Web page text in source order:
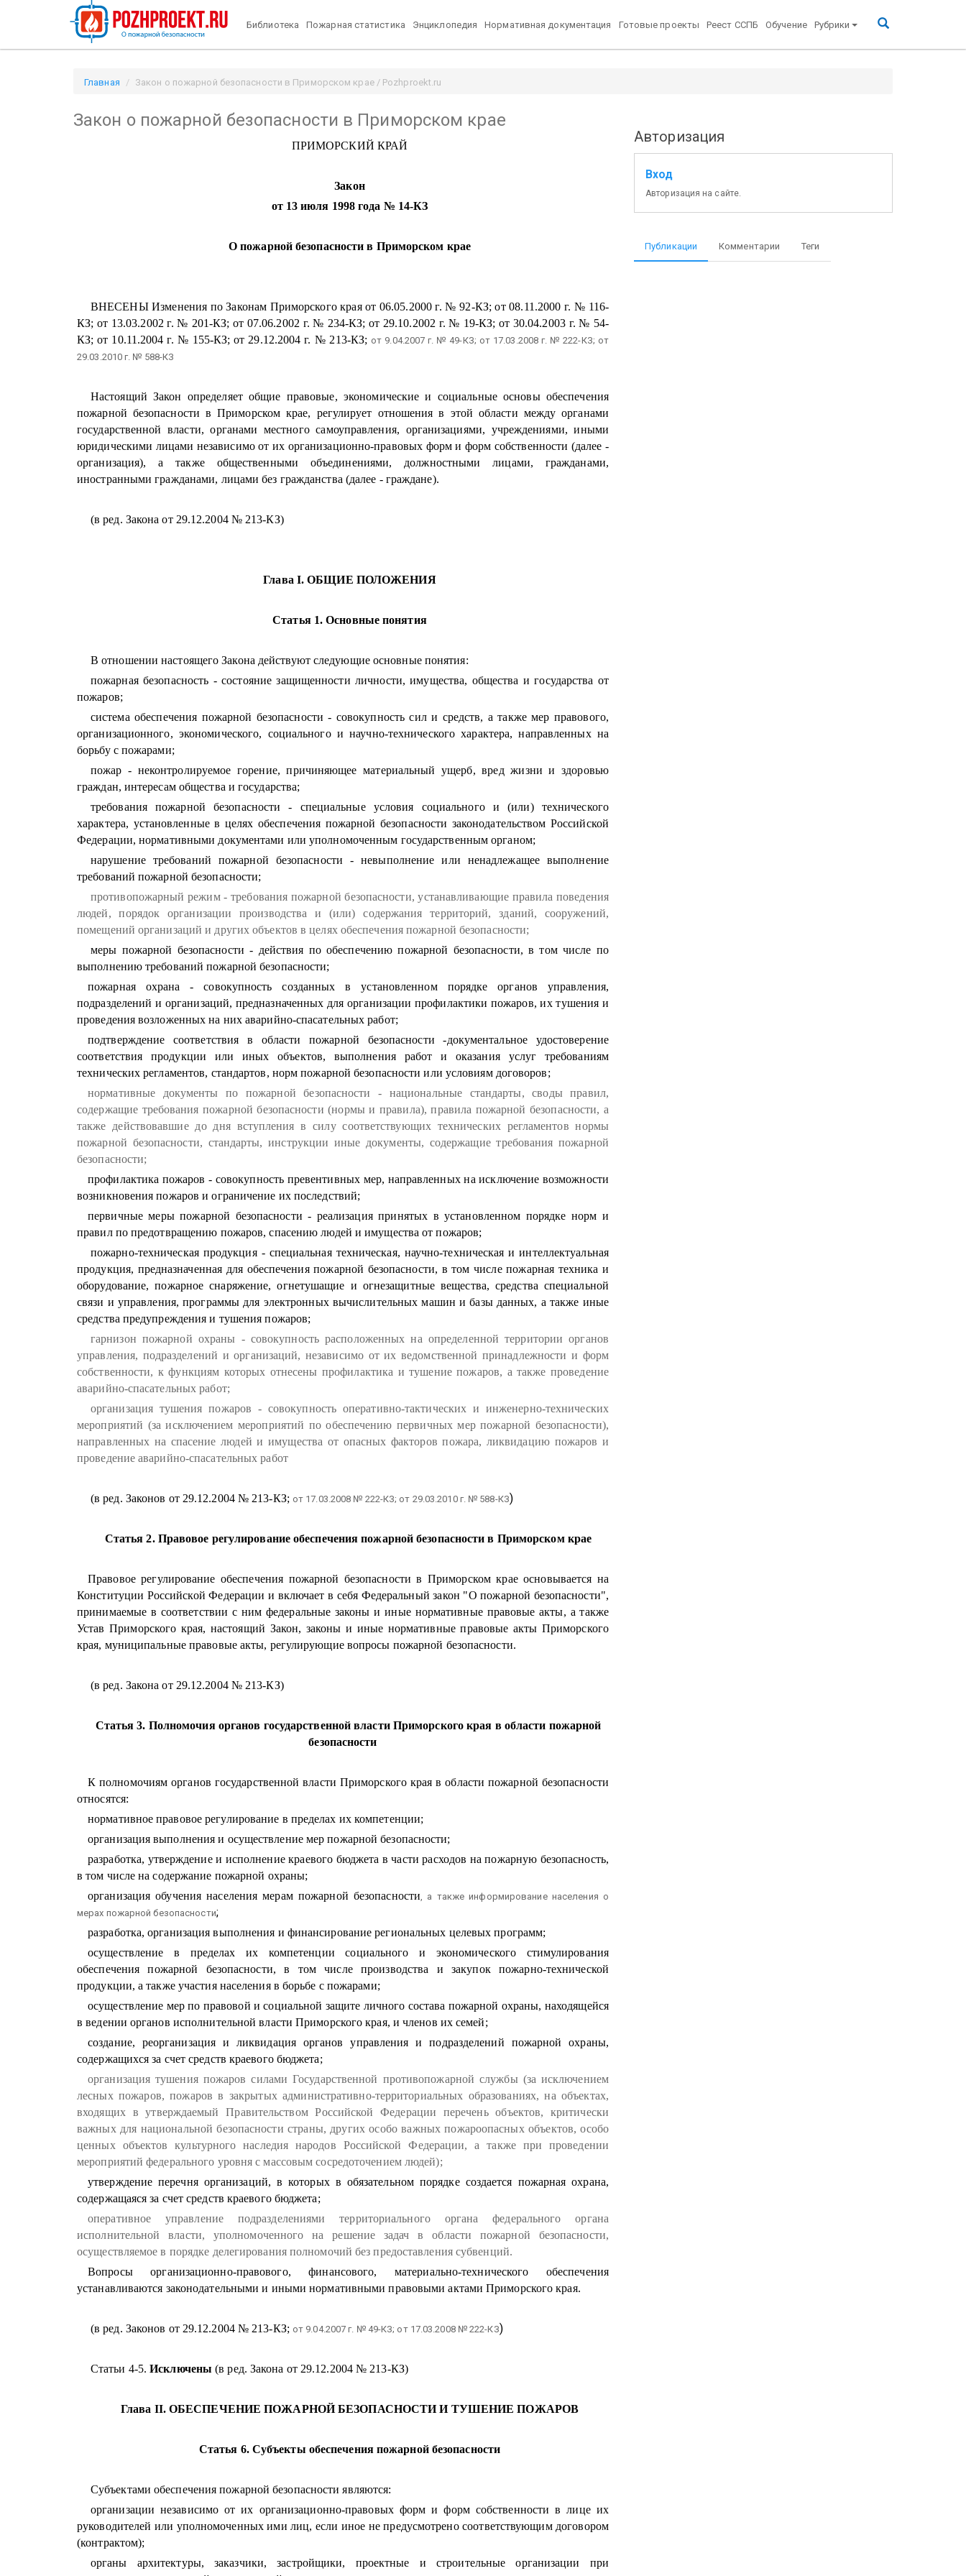
Библиотека Пожарная статистика Энциклопедия Нормативная документация Готовые проекты Реест ССПБ Обучение Рубрики
Главная Закон о пожарной безопасности в Приморском крае / Pozhproekt.ru
Закон о пожарной безопасности в Приморском крае
ПРИМОРСКИЙ КРАЙ
Закон
от 13 июля 1998 года № 14-КЗ
О пожарной безопасности в Приморском крае
ВНЕСЕНЫ Изменения по Законам Приморского края от 06.05.2000 г. № 92-КЗ; от 08.11.2000 г. № 116-
КЗ; от 13.03.2002 г. № 201-КЗ; от 07.06.2002 г. № 234-КЗ; от 29.10.2002 г. № 19-КЗ; от 30.04.2003 г. № 54-
КЗ; от 10.11.2004 г. № 155-КЗ; от 29.12.2004 г. № 213-КЗ; от 9.04.2007 г. № 49-КЗ; от 17.03.2008 г. № 222-КЗ; от
29.03.2010 г. № 588-КЗ
Настоящий Закон определяет общие правовые, экономические и социальные основы обеспечения
пожарной безопасности в Приморском крае, регулирует отношения в этой области между органами
государственной власти, органами местного самоуправления, организациями, учреждениями, иными
юридическими лицами независимо от их организационно-правовых форм и форм собственности (далее -
организация), а также общественными объединениями, должностными лицами, гражданами,
иностранными гражданами, лицами без гражданства (далее - граждане).
(в ред. Закона от 29.12.2004 № 213-КЗ)
Глава I. ОБЩИЕ ПОЛОЖЕНИЯ
Статья 1. Основные понятия
В отношении настоящего Закона действуют следующие основные понятия:
пожарная безопасность - состояние защищенности личности, имущества, общества и государства от
пожаров;
система обеспечения пожарной безопасности - совокупность сил и средств, а также мер правового,
организационного, экономического, социального и научно-технического характера, направленных на
борьбу с пожарами;
пожар - неконтролируемое горение, причиняющее материальный ущерб, вред жизни и здоровью
граждан, интересам общества и государства;
требования пожарной безопасности - специальные условия социального и (или) технического
характера, установленные в целях обеспечения пожарной безопасности законодательством Российской
Федерации, нормативными документами или уполномоченным государственным органом;
нарушение требований пожарной безопасности - невыполнение или ненадлежащее выполнение
требований пожарной безопасности;
противопожарный режим - требования пожарной безопасности, устанавливающие правила поведения
людей, порядок организации производства и (или) содержания территорий, зданий, сооружений,
помещений организаций и других объектов в целях обеспечения пожарной безопасности;
меры пожарной безопасности - действия по обеспечению пожарной безопасности, в том числе по
выполнению требований пожарной безопасности;
пожарная охрана - совокупность созданных в установленном порядке органов управления,
подразделений и организаций, предназначенных для организации профилактики пожаров, их тушения и
проведения возложенных на них аварийно-спасательных работ;
подтверждение соответствия в области пожарной безопасности -документальное удостоверение
соответствия продукции или иных объектов, выполнения работ и оказания услуг требованиям
технических регламентов, стандартов, норм пожарной безопасности или условиям договоров;
нормативные документы по пожарной безопасности - национальные стандарты, своды правил,
содержащие требования пожарной безопасности (нормы и правила), правила пожарной безопасности, а
также действовавшие до дня вступления в силу соответствующих технических регламентов нормы
пожарной безопасности, стандарты, инструкции иные документы, содержащие требования пожарной
безопасности;
профилактика пожаров - совокупность превентивных мер, направленных на исключение возможности
возникновения пожаров и ограничение их последствий;
первичные меры пожарной безопасности - реализация принятых в установленном порядке норм и
правил по предотвращению пожаров, спасению людей и имущества от пожаров;
пожарно-техническая продукция - специальная техническая, научно-техническая и интеллектуальная
продукция, предназначенная для обеспечения пожарной безопасности, в том числе пожарная техника и
оборудование, пожарное снаряжение, огнетушащие и огнезащитные вещества, средства специальной
связи и управления, программы для электронных вычислительных машин и базы данных, а также иные
средства предупреждения и тушения пожаров;
гарнизон пожарной охраны - совокупность расположенных на определенной территории органов
управления, подразделений и организаций, независимо от их ведомственной принадлежности и форм
собственности, к функциям которых отнесены профилактика и тушение пожаров, а также проведение
аварийно-спасательных работ;
организация тушения пожаров - совокупность оперативно-тактических и инженерно-технических
мероприятий (за исключением мероприятий по обеспечению первичных мер пожарной безопасности),
направленных на спасение людей и имущества от опасных факторов пожара, ликвидацию пожаров и
проведение аварийно-спасательных работ
(в ред. Законов от 29.12.2004 № 213-КЗ; от 17.03.2008 № 222-КЗ; от 29.03.2010 г. № 588-КЗ)
Статья 2. Правовое регулирование обеспечения пожарной безопасности в Приморском крае
Правовое регулирование обеспечения пожарной безопасности в Приморском крае основывается на
Конституции Российской Федерации и включает в себя Федеральный закон "О пожарной безопасности",
принимаемые в соответствии с ним федеральные законы и иные нормативные правовые акты, а также
Устав Приморского края, настоящий Закон, законы и иные нормативные правовые акты Приморского
края, муниципальные правовые акты, регулирующие вопросы пожарной безопасности.
(в ред. Закона от 29.12.2004 № 213-КЗ)
Статья 3. Полномочия органов государственной власти Приморского края в области пожарной
безопасности
К полномочиям органов государственной власти Приморского края в области пожарной безопасности
относятся:
нормативное правовое регулирование в пределах их компетенции;
организация выполнения и осуществление мер пожарной безопасности;
разработка, утверждение и исполнение краевого бюджета в части расходов на пожарную безопасность,
в том числе на содержание пожарной охраны;
организация обучения населения мерам пожарной безопасности , а также информирование населения о
мерах пожарной безопасности;
разработка, организация выполнения и финансирование региональных целевых программ;
осуществление в пределах их компетенции социального и экономического стимулирования
обеспечения пожарной безопасности, в том числе производства и закупок пожарно-технической
продукции, а также участия населения в борьбе с пожарами;
осуществление мер по правовой и социальной защите личного состава пожарной охраны, находящейся
в ведении органов исполнительной власти Приморского края, и членов их семей;
создание, реорганизация и ликвидация органов управления и подразделений пожарной охраны,
содержащихся за счет средств краевого бюджета;
организация тушения пожаров силами Государственной противопожарной службы (за исключением
лесных пожаров, пожаров в закрытых административно-территориальных образованиях, на объектах,
входящих в утверждаемый Правительством Российской Федерации перечень объектов, критически
важных для национальной безопасности страны, других особо важных пожароопасных объектов, особо
ценных объектов культурного наследия народов Российской Федерации, а также при проведении
мероприятий федерального уровня с массовым сосредоточением людей);
утверждение перечня организаций, в которых в обязательном порядке создается пожарная охрана,
содержащаяся за счет средств краевого бюджета;
оперативное управление подразделениями территориального органа федерального органа
исполнительной власти, уполномоченного на решение задач в области пожарной безопасности,
осуществляемое в порядке делегирования полномочий без предоставления субвенций.
Вопросы организационно-правового, финансового, материально-технического обеспечения
устанавливаются законодательными и иными нормативными правовыми актами Приморского края.
(в ред. Законов от 29.12.2004 № 213-КЗ; от 9.04.2007 г. № 49-КЗ; от 17.03.2008 № 222-КЗ)
Статьи 4-5. Исключены (в ред. Закона от 29.12.2004 № 213-КЗ)
Глава II. ОБЕСПЕЧЕНИЕ ПОЖАРНОЙ БЕЗОПАСНОСТИ И ТУШЕНИЕ ПОЖАРОВ
Статья 6. Субъекты обеспечения пожарной безопасности
Субъектами обеспечения пожарной безопасности являются:
организации независимо от их организационно-правовых форм и форм собственности в лице их
руководителей или уполномоченных ими лиц, если иное не предусмотрено соответствующим договором
(контрактом);
органы архитектуры, заказчики, застройщики, проектные и строительные организации при
Авторизация
Вход
Авторизация на сайте.
Публикации Комментарии Теги